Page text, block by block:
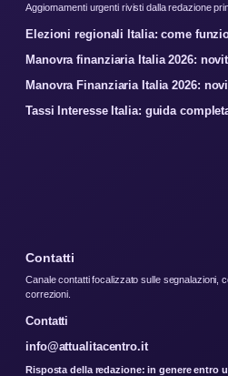
Aggiornamenti urgenti rivisti dalla redazione
Elezioni regionali Italia: come
Manovra finanziaria Italia 2026:
Manovra Finanziaria Italia 2026:
Tassi Interesse Italia: guida
Contatti
Canale contatti focalizzato sulle segnalazioni,
correzioni.
Contatti
info@attualitacentro.it
Risposta della redazione: in genere entro